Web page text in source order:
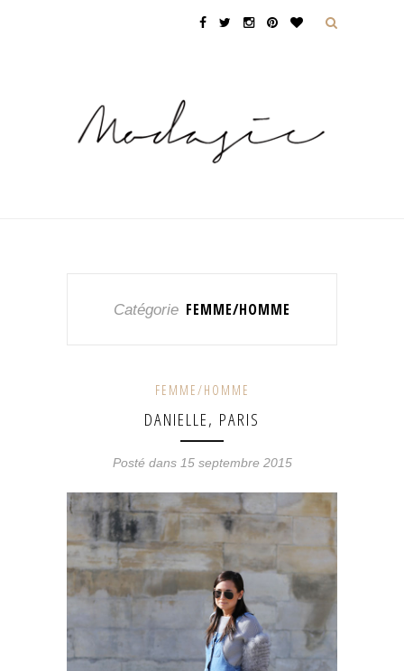
Catégorie FEMME/HOMME
FEMME/HOMME
DANIELLE, PARIS
Posté dans 15 septembre 2015